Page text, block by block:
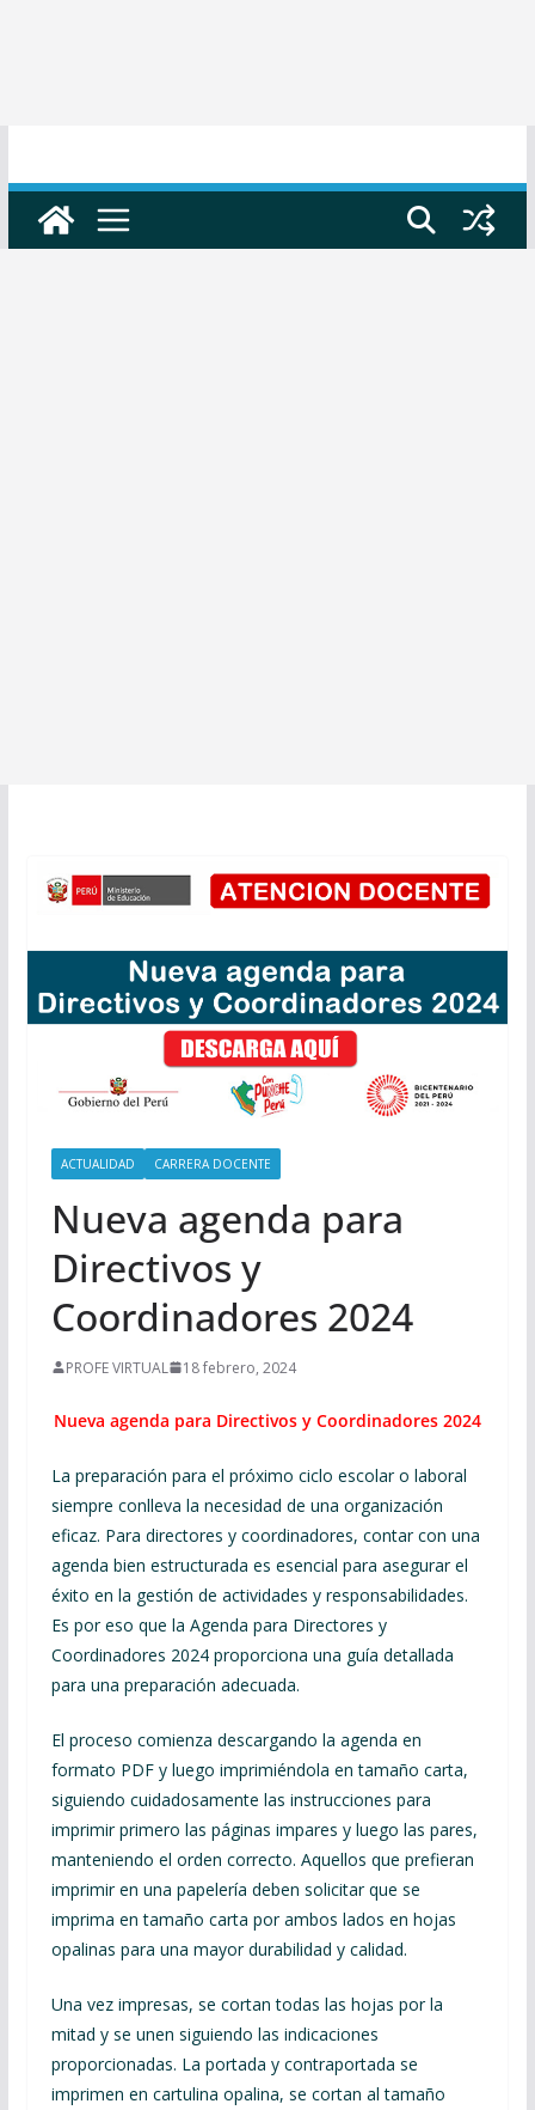
ACTUALIDAD CARRERA DOCENTE
Nueva agenda para
Directivos y
Coordinadores 2024
PROFE VIRTUAL 18 febrero, 2024
Nueva agenda para Directivos y Coordinadores 2024
La preparación para el próximo ciclo escolar o laboral
siempre conlleva la necesidad de una organización
eficaz. Para directores y coordinadores, contar con una
agenda bien estructurada es esencial para asegurar el
éxito en la gestión de actividades y responsabilidades.
Es por eso que la Agenda para Directores y
Coordinadores 2024 proporciona una guía detallada
para una preparación adecuada.
El proceso comienza descargando la agenda en
formato PDF y luego imprimiéndola en tamaño carta,
siguiendo cuidadosamente las instrucciones para
imprimir primero las páginas impares y luego las pares,
manteniendo el orden correcto. Aquellos que prefieran
imprimir en una papelería deben solicitar que se
imprima en tamaño carta por ambos lados en hojas
opalinas para una mayor durabilidad y calidad.
Una vez impresas, se cortan todas las hojas por la
mitad y se unen siguiendo las indicaciones
proporcionadas. La portada y contraportada se
imprimen en cartulina opalina, se cortan al tamaño